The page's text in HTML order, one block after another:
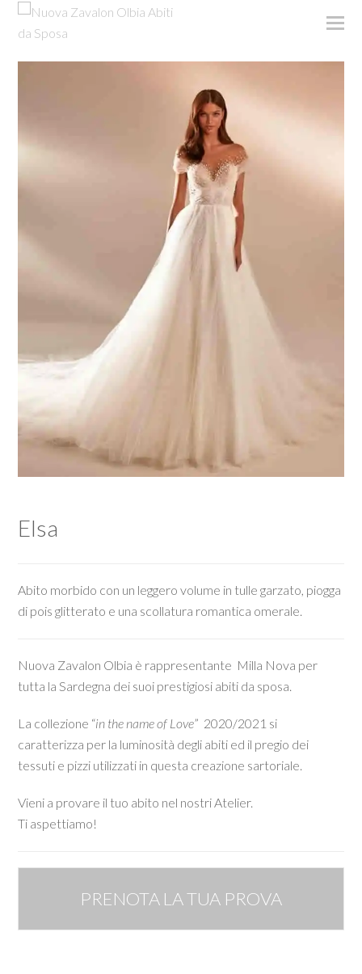
Elsa
Abito morbido con un leggero volume in tulle garzato, piogga
di pois glitterato e una scollatura romantica omerale.
Nuova Zavalon Olbia è rappresentante Milla Nova per
tutta la Sardegna dei suoi prestigiosi abiti da sposa.
La collezione “in the name of Love” 2020/2021 si
caratterizza per la luminosità degli abiti ed il pregio dei
tessuti e pizzi utilizzati in questa creazione sartoriale.
Vieni a provare il tuo abito nel nostri Atelier.
Ti aspettiamo!
PRENOTA LA TUA PROVA